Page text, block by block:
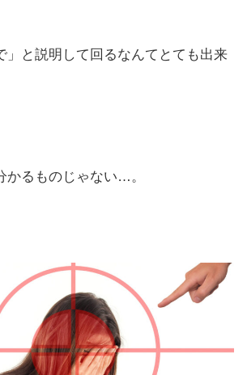
」と説明して回るなんてとても出来
かるものじゃない…。